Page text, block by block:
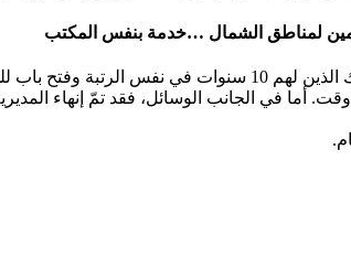
لمناطق الشمال …خدمة بنفس المكتب
أما في الجانب الوسائل، فقد تمّ إنهاء